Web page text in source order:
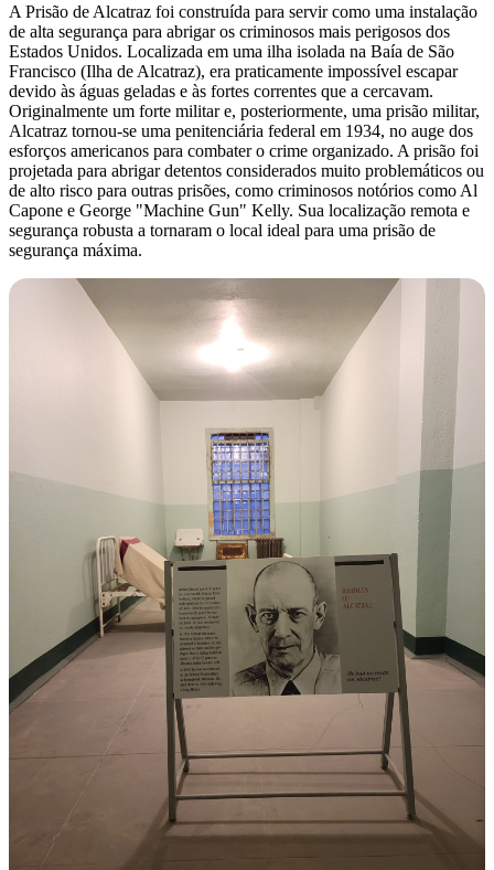
A Prisão de Alcatraz foi construída para servir como uma instalação
de alta segurança para abrigar os criminosos mais perigosos dos
Estados Unidos. Localizada em uma ilha isolada na Baía de São
Francisco (Ilha de Alcatraz), era praticamente impossível escapar
devido às águas geladas e às fortes correntes que a cercavam.
Originalmente um forte militar e, posteriormente, uma prisão militar,
Alcatraz tornou-se uma penitenciária federal em 1934, no auge dos
esforços americanos para combater o crime organizado. A prisão foi
projetada para abrigar detentos considerados muito problemáticos ou
de alto risco para outras prisões, como criminosos notórios como Al
Capone e George "Machine Gun" Kelly. Sua localização remota e
segurança robusta a tornaram o local ideal para uma prisão de
segurança máxima.